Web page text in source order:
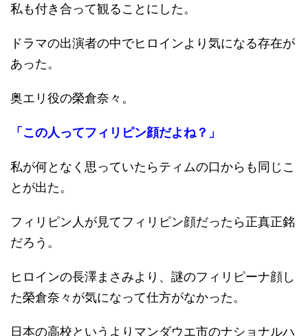
私も付き合って観ることにした。
ドラマの出演者の中でヒロインより気になる存在が
あった。
奥エリ役の榮倉奈々。
「この人ってフィリピン顔だよね？」
私が何となく思っていたらティムの口からも同じこ
とが出た。
フィリピン人が見てフィリピン顔だったら正真正銘
だろう。
ヒロインの長澤まさみより、謎のフィリピーナ顔し
た榮倉奈々が気になって仕方がなかった。
日本の高校というよりマンダウエ市のナショナルハ